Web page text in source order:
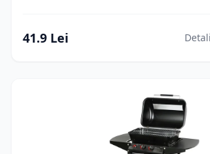
41.9 Lei